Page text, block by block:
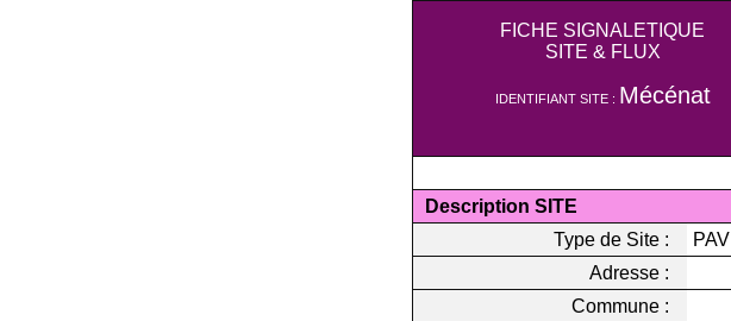
FICHE SIGNALETIQUE
SITE & FLUX
IDENTIFIANT SITE : Mécénat
Description SITE
Type de Site :
PAV
Adresse :
Commune :